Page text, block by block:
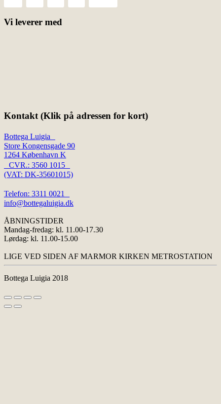
Vi leverer med
Kontakt (Klik på adressen for kort)
Bottega Luigia
Store Kongensgade 90
1264 København K
CVR.: 3560 1015
(VAT: DK-35601015)
Telefon: 3311 0021
info@bottegaluigia.dk
ÅBNINGSTIDER
Mandag-fredag: kl. 11.00-17.30
Lørdag: kl. 11.00-15.00
LIGE VED SIDEN AF MARMOR KIRKEN METROSTATION
Bottega Luigia 2018